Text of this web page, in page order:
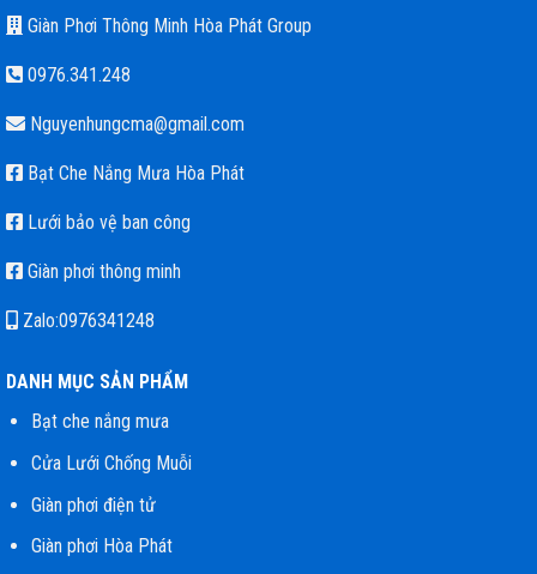
Giàn Phơi Thông Minh Hòa Phát Group
0976.341.248
Nguyenhungcma@gmail.com
Bạt Che Nắng Mưa Hòa Phát
Lưới bảo vệ ban công
Giàn phơi thông minh
Zalo:0976341248
DANH MỤC SẢN PHẨM
Bạt che nắng mưa
Cửa Lưới Chống Muỗi
Giàn phơi điện tử
Giàn phơi Hòa Phát